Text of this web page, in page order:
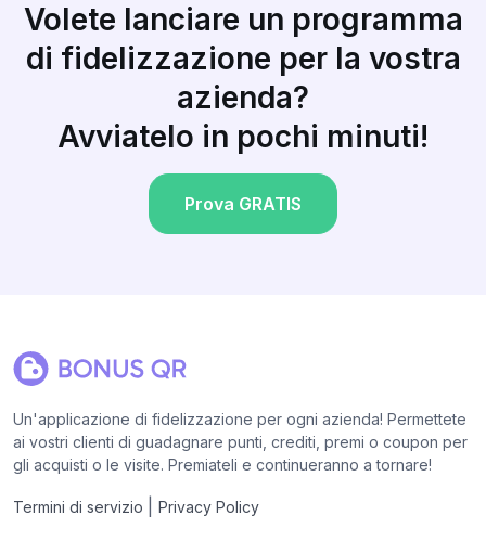
Volete lanciare un programma
di fidelizzazione per la vostra
azienda?
Avviatelo in pochi minuti!
Prova GRATIS
Un'applicazione di fidelizzazione per ogni azienda! Permettete
ai vostri clienti di guadagnare punti, crediti, premi o coupon per
gli acquisti o le visite. Premiateli e continueranno a tornare!
Termini di servizio Privacy Policy